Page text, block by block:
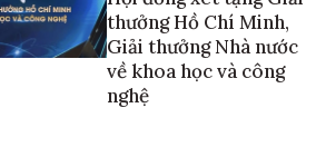
thưởng Hồ Chí Minh,
Giải thưởng Nhà nước
về khoa học và công
nghệ